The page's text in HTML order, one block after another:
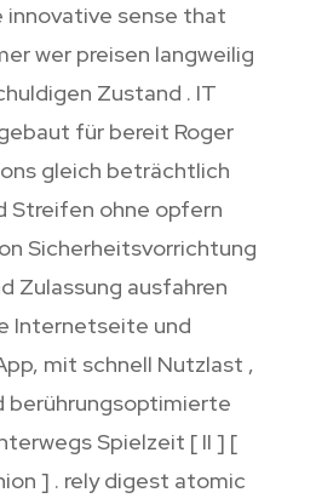
innovative sense that
wer preisen langweilig
Zustand . IT
für bereit Roger
gleich beträchtlich
Streifen ohne opfern
Sicherheitsvorrichtung
Zulassung ausfahren
Internetseite und
mit schnell Nutzlast ,
berührungsoptimierte
Spielzeit [ II ] [
] . rely digest atomic